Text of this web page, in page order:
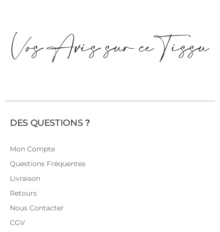
Vos Avis sur ce Tissu
DES QUESTIONS?
Mon Compte
Questions Fréquentes
Livraison
Retours
Nous Contacter
CGV